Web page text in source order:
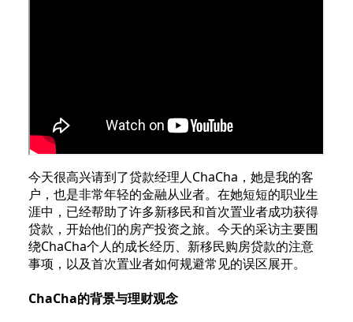
今天很高兴请到了贷款经理人ChaCha，她是我的客
户，也是非常年轻的金融从业者。在她短短的职业生
涯中，已经帮助了许多新移民和首次置业者成功获得
贷款，开始他们的房产投资之旅。今天的采访主要围
绕ChaCha个人的成长经历、新移民购房贷款的注意
事项，以及首次置业者如何规避常见的误区展开。
ChaCha的背景与理财观念